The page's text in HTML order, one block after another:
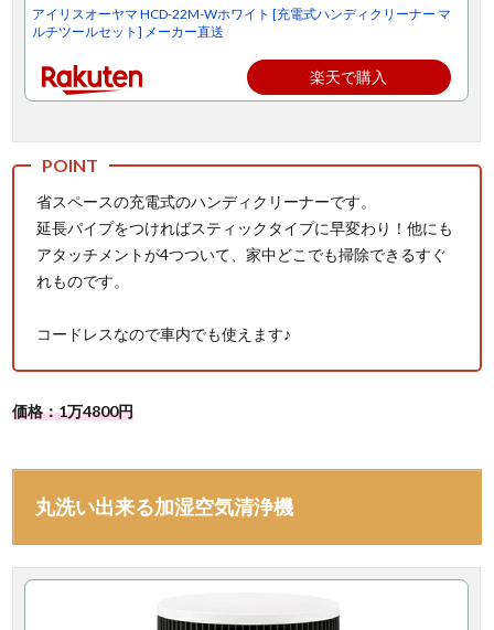
アイリスオーヤマ HCD-22M-Wホワイト [充電式ハンディクリーナー マ
ルチツールセット] メーカー直送
楽天で購入
省スペースの充電式のハンディクリーナーです。
延長パイプをつければスティックタイプに早変わり！他にも
アタッチメントが4つついて、家中どこでも掃除できるすぐ
れものです。
コードレスなので車内でも使えます♪
価格：1万4800円
丸洗い出来る加湿空気清浄機